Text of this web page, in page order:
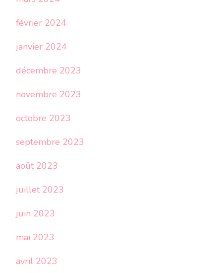
février 2024
janvier 2024
décembre 2023
novembre 2023
octobre 2023
septembre 2023
août 2023
juillet 2023
juin 2023
mai 2023
avril 2023